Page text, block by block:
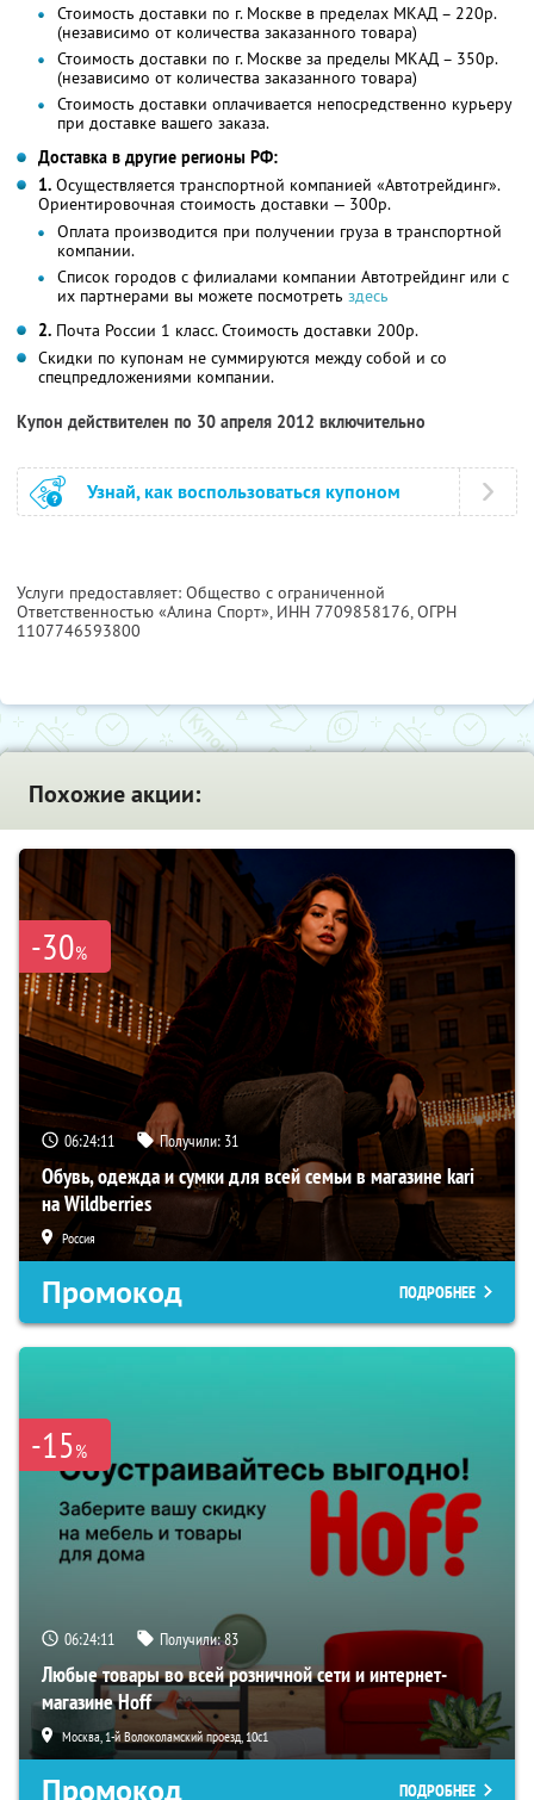
Стоимость доставки по г. Москве в пределах МКАД – 220р.
(независимо от количества заказанного товара)
Стоимость доставки по г. Москве за пределы МКАД – 350р.
(независимо от количества заказанного товара)
Стоимость доставки оплачивается непосредственно курьеру
при доставке вашего заказа.
Доставка в другие регионы РФ:
1. Осуществляется транспортной компанией «Автотрейдинг».
Ориентировочная стоимость доставки — 300р.
Оплата производится при получении груза в транспортной
компании.
Список городов с филиалами компании Автотрейдинг или с
их партнерами вы можете посмотреть здесь
2. Почта России 1 класс. Стоимость доставки 200р.
Скидки по купонам не суммируются между собой и со
спецпредложениями компании.
Купон действителен по 30 апреля 2012 включительно
Узнай, как воспользоваться купоном
Услуги предоставляет: Общество с ограниченной
Ответственностью «Алина Спорт», ИНН 7709858176, ОГРН
1107746593800
Похожие акции:
-30%
06:24:10 Получили: 31
Обувь, одежда и сумки для всей семьи в магазине kari
на Wildberries
Россия
Промокод ПОДРОБНЕЕ
-15%
06:24:10 Получили:83
Любые товары во всей розничной сети и интернет-
магазине Hoff
Москва, 1-й Волоколамский проезд, 10с1
Промокод ПОДРОБНЕЕ